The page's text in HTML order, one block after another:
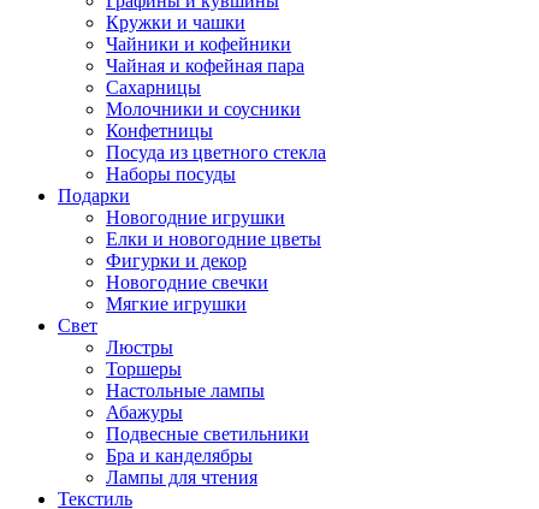
Кружки и чашки
Чайники и кофейники
Чайная и кофейная пара
Сахарницы
Молочники и соусники
Конфетницы
Посуда из цветного стекла
Наборы посуды
Подарки
Новогодние игрушки
Елки и новогодние цветы
Фигурки и декор
Новогодние свечки
Мягкие игрушки
Свет
Люстры
Торшеры
Настольные лампы
Абажуры
Подвесные светильники
Бра и канделябры
Лампы для чтения
Текстиль